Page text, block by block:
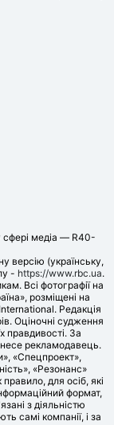
сфері медіа — R40-
версію (українську,
- https://www.rbc.ua.
Всі фотографії на
розміщені на
Редакція
Оціночні судження
правдивості. За
несе рекламодавець.
«Спецпроект»,
«Резонанс»
для осіб, які
формат,
з діяльністю
самі компанії, і за